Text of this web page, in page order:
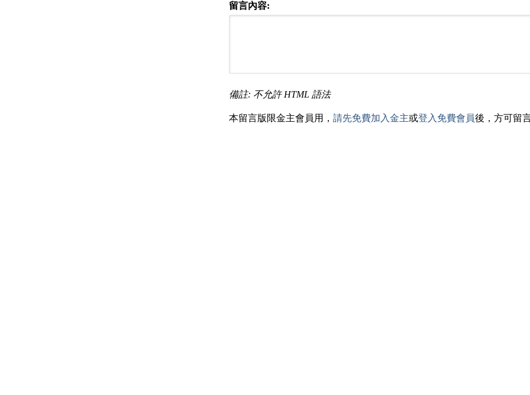
留言內容:
備註: 不允許 HTML 語法
本留言版限金主會員用， 請先免費加入金主或登入免費會員後，方可留